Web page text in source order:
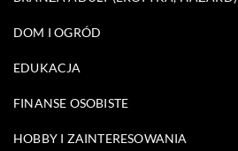
DOM I OGRÓD
EDUKACJA
FINANSE OSOBISTE
HOBBY I ZAINTERESOWANIA